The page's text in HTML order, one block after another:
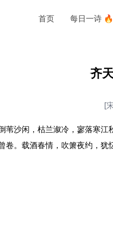
首页 每日一诗 🔥
齐
[
苇沙闲，枯兰溆冷，寥落寒
卷。载酒春情，吹箫夜约，